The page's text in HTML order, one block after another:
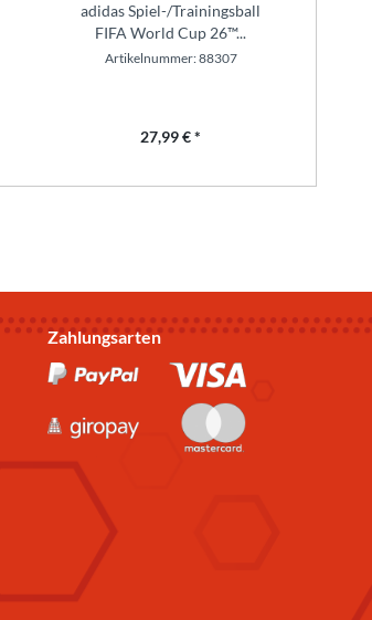
adidas Spiel-/Trainingsball
FIFA World Cup 26™...
Artikelnummer: 88307
27,99 € *
Zahlungsarten